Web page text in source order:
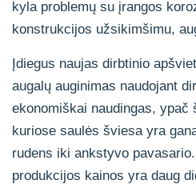
kyla problemų su įrangos
konstrukcijos užsikimšimu,
Įdiegus naujas dirbtinio
augalų auginimas naudojant
ekonomiškai naudingas, ypač
kuriose saulės šviesa yra
rudens iki ankstyvo
produkcijos kainos yra daug